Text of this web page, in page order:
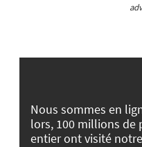
Nous sommes en
lors, 100 millions de
entier ont visité